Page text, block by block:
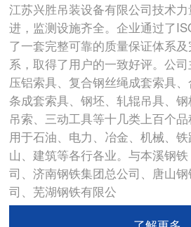
江苏兴胜吊装设备有限公司技术
进，监测设施齐全。企业通过了
了一套完整可靠的质量保证体系
系，取得了用户的一致好评。公
压铝索具、复合钢丝绳成套索具
条成套索具、钢坯、轧辊吊具、
吊索、三动工具等十几类上百个
用于石油、电力、冶金、机械、
山、建筑等各行各业。与本溪钢
司、济南钢铁集团总公司、唐山
司、芜湖钢铁有限公